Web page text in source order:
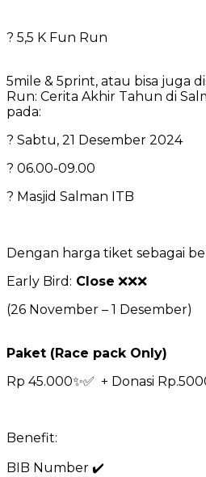
? 5,5 K Fun Run
5mile & 5print, atau bisa juga
Run: Cerita Akhir Tahun di
pada:
? Sabtu, 21 Desember 2024
? 06.00-09.00
? Masjid Salman ITB
Dengan harga tiket sebagai
Early Bird: Close ❌❌❌
(26 November – 1 Desember)
Paket (Race pack Only)
Rp 45.000✨✅ + Donasi
Benefit:
BIB Number ✔️